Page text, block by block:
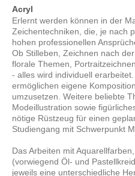
Acryl
Erlernt werden können in der
Zeichentechniken, die, je nach
hohen professionellen
Ob Stilleben, Zeichnen nach
florale Themen,
- alles wird individuell
ermöglichen eigene
umzusetzen. Weitere beliebte
Modeillustration sowie
nötige Rüstzeug für einen
Studiengang mit Schwerpunkt
Das Arbeiten mit
(vorwiegend Öl- und
jeweils eine unterschiedliche